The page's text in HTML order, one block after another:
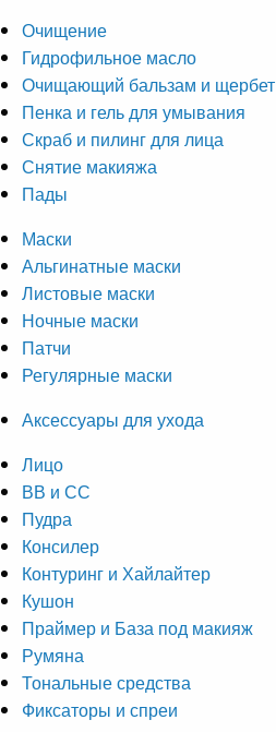
Очищение
Гидрофильное масло
Очищающий бальзам и щербет
Пенка и гель для умывания
Скраб и пилинг для лица
Снятие макияжа
Пады
Маски
Альгинатные маски
Листовые маски
Ночные маски
Патчи
Регулярные маски
Аксессуары для ухода
Лицо
ВВ и СС
Пудра
Консилер
Контуринг и Хайлайтер
Кушон
Праймер и База под макияж
Румяна
Тональные средства
Фиксаторы и спреи